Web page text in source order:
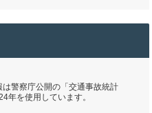
は警察庁公開の「交通事故統計
年を使用しています。